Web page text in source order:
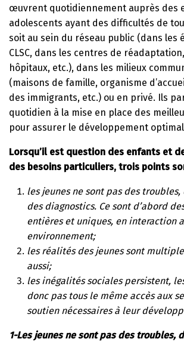
œuvrent quotidiennement auprès des
adolescents ayant des difficultés de
soit au sein du réseau public (dans les
CLSC, dans les centres de
hôpitaux, etc.), dans les milieux
(maisons de famille, organisme
des immigrants, etc.) ou en privé. Ils
quotidien à la mise en place des
pour assurer le développement
Lorsqu’il est question des enfants et
des besoins particuliers, trois points
les jeunes ne sont pas des
des diagnostics. Ce sont d’abord
entières et uniques, en interaction
environnement;
les réalités des jeunes sont
aussi;
les inégalités sociales persistent,
donc pas tous le même accès aux
soutien nécessaires à leur
1-Les jeunes ne sont pas des troubles,